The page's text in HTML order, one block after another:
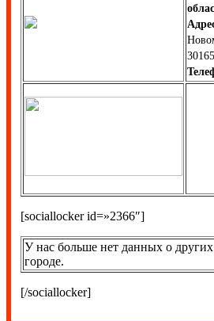
[sociallocker id=»2366″]
У нас больше нет данных о
городе.
[/sociallocker]